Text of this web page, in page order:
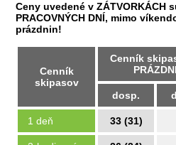
Ceny uvedené v ZÁTVORKÁCH
PRACOVNÝCH DNÍ, mimo
prázdnin!
Cenník
skipasov
Cenník
dosp.
1 deň 33 (31)